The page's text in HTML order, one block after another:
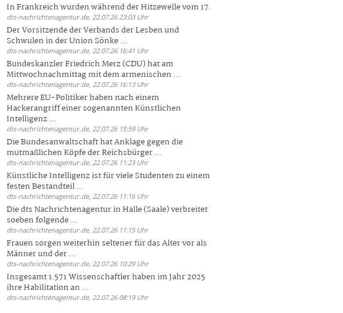
In Frankreich wurden während der Hitzewelle vom 17.
dts-nachrichtenagentur.de, 22.07.26 23:03 Uhr
Der Vorsitzende der Verbands der Lesben und
Schwulen in der Union Sönke ...
dts-nachrichtenagentur.de, 22.07.26 16:41 Uhr
Bundeskanzler Friedrich Merz (CDU) hat am
Mittwochnachmittag mit dem armenischen ...
dts-nachrichtenagentur.de, 22.07.26 16:13 Uhr
Mehrere EU-Politiker haben nach einem
Hackerangriff einer sogenannten Künstlichen
Intelligenz ...
dts-nachrichtenagentur.de, 22.07.26 15:59 Uhr
Die Bundesanwaltschaft hat Anklage gegen die
mutmaßlichen Köpfe der Reichsbürger ...
dts-nachrichtenagentur.de, 22.07.26 11:23 Uhr
Künstliche Intelligenz ist für viele Studenten zu einem
festen Bestandteil ...
dts-nachrichtenagentur.de, 22.07.26 11:16 Uhr
Die dts Nachrichtenagentur in Halle (Saale) verbreitet
soeben folgende ...
dts-nachrichtenagentur.de, 22.07.26 11:15 Uhr
Frauen sorgen weiterhin seltener für das Alter vor als
Männer und der ...
dts-nachrichtenagentur.de, 22.07.26 10:29 Uhr
Insgesamt 1.571 Wissenschaftler haben im Jahr 2025
ihre Habilitation an ...
dts-nachrichtenagentur.de, 22.07.26 08:19 Uhr